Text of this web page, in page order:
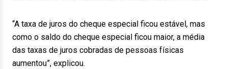
“A taxa de juros do cheque especial ficou estável, mas
como o saldo do cheque especial ficou maior, a média
das taxas de juros cobradas de pessoas físicas
aumentou”, explicou.